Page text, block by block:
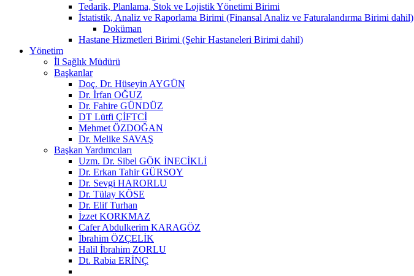
Tedarik, Planlama, Stok ve Lojistik Yönetimi Birimi
İstatistik, Analiz ve Raporlama Birimi (Finansal Analiz ve Faturalandırma Birimi dahil)
Doküman
Hastane Hizmetleri Birimi (Şehir Hastaneleri Birimi dahil)
Yönetim
İl Sağlık Müdürü
Başkanlar
Doç. Dr. Hüseyin AYGÜN
Dr. İrfan OĞUZ
Dr. Fahire GÜNDÜZ
DT Lütfi ÇİFTCİ
Mehmet ÖZDOĞAN
Dr. Melike SAVAŞ
Başkan Yardımcıları
Uzm. Dr. Sibel GÖK İNECİKLİ
Dr. Erkan Tahir GÜRSOY
Dr. Sevgi HARORLU
Dr. Tülay KÖSE
Dr. Elif Turhan
İzzet KORKMAZ
Cafer Abdulkerim KARAGÖZ
İbrahim ÖZÇELİK
Halil İbrahim ZORLU
Dt. Rabia ERİNÇ